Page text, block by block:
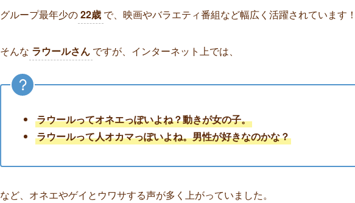
グループ最年少の22歳 で、映画やバラエティ番組など幅広く活躍されています
そんな ラウールさん ですが、インターネット上では、
ラウールってオネエっぽいよね？動きが女の子。
ラウールって人オカマっぽいよね。男性が好きなのかな？
など、オネエやゲイとウワサする声が多く上がっていました。